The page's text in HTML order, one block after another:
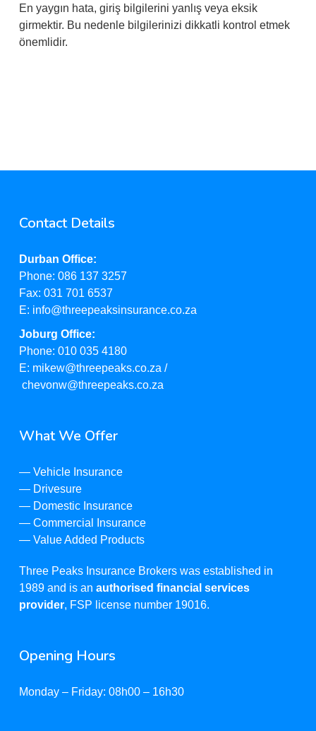
En yaygın hata, giriş bilgilerini yanlış veya eksik
girmektir. Bu nedenle bilgilerinizi dikkatli kontrol etmek
önemlidir.
Contact Details
Durban Office:
Phone: 086 137 3257
Fax: 031 701 6537
E: info@threepeaksinsurance.co.za
Joburg Office:
Phone: 010 035 4180
E: mikew@threepeaks.co.za /
chevonw@threepeaks.co.za
What We Offer
— Vehicle Insurance
— Drivesure
— Domestic Insurance
— Commercial Insurance
— Value Added Products
Three Peaks Insurance Brokers was established in
1989 and is an authorised financial services
provider, FSP license number 19016.
Opening Hours
Monday – Friday: 08h00 – 16h30